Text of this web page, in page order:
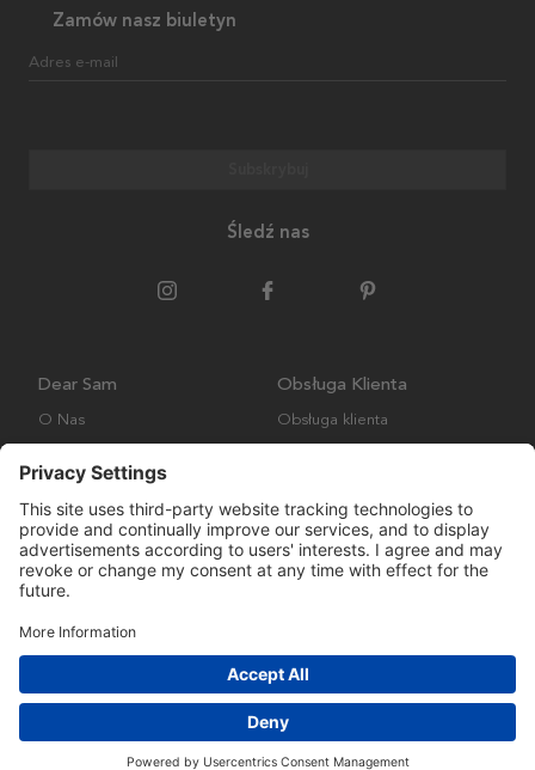
Zamów nasz biuletyn
Adres e-mail
Śledź nas
Dear Sam
O Nas
Obsługa Klienta
Obsługa klienta
Wysyłka i Dostawa